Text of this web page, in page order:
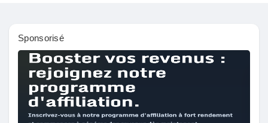
Mes Offres
Emplois
Sponsorisé